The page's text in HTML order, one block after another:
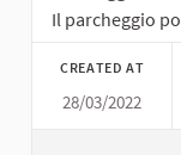
Il parcheggio
CREATED AT
28/03/2022